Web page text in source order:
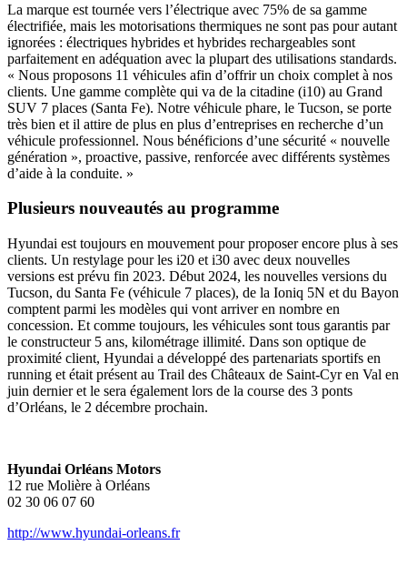
La marque est tournée vers l’électrique avec 75% de sa gamme
électrifiée, mais les motorisations thermiques ne sont pas pour autant
ignorées : électriques hybrides et hybrides rechargeables sont
parfaitement en adéquation avec la plupart des utilisations standards.
« Nous proposons 11 véhicules afin d’offrir un choix complet à nos
clients. Une gamme complète qui va de la citadine (i10) au Grand
SUV 7 places (Santa Fe). Notre véhicule phare, le Tucson, se porte
très bien et il attire de plus en plus d’entreprises en recherche d’un
véhicule professionnel. Nous bénéficions d’une sécurité « nouvelle
génération », proactive, passive, renforcée avec différents systèmes
d’aide à la conduite. »
Plusieurs nouveautés au programme
Hyundai est toujours en mouvement pour proposer encore plus à ses
clients. Un restylage pour les i20 et i30 avec deux nouvelles
versions est prévu fin 2023. Début 2024, les nouvelles versions du
Tucson, du Santa Fe (véhicule 7 places), de la Ioniq 5N et du Bayon
comptent parmi les modèles qui vont arriver en nombre en
concession. Et comme toujours, les véhicules sont tous garantis par
le constructeur 5 ans, kilométrage illimité. Dans son optique de
proximité client, Hyundai a développé des partenariats sportifs en
running et était présent au Trail des Châteaux de Saint-Cyr en Val en
juin dernier et le sera également lors de la course des 3 ponts
d’Orléans, le 2 décembre prochain.
Hyundai Orléans Motors
12 rue Molière à Orléans
02 30 06 07 60
http://www.hyundai-orleans.fr